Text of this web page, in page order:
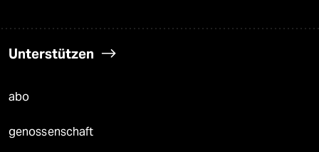
Unterstützen
abo
genossenschaft